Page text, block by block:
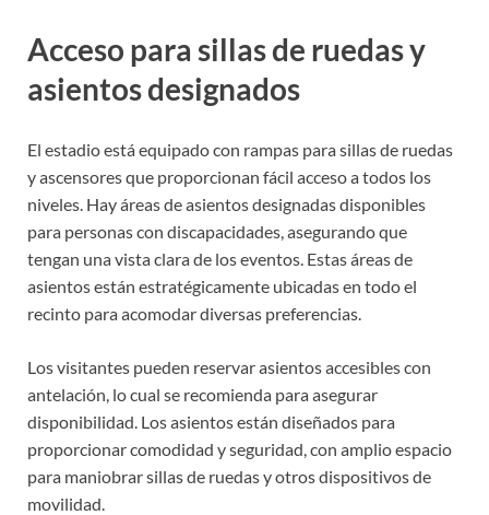
Acceso para sillas de ruedas y
asientos designados
El estadio está equipado con rampas para sillas de ruedas
y ascensores que proporcionan fácil acceso a todos los
niveles. Hay áreas de asientos designadas disponibles
para personas con discapacidades, asegurando que
tengan una vista clara de los eventos. Estas áreas de
asientos están estratégicamente ubicadas en todo el
recinto para acomodar diversas preferencias.
Los visitantes pueden reservar asientos accesibles con
antelación, lo cual se recomienda para asegurar
disponibilidad. Los asientos están diseñados para
proporcionar comodidad y seguridad, con amplio espacio
para maniobrar sillas de ruedas y otros dispositivos de
movilidad.